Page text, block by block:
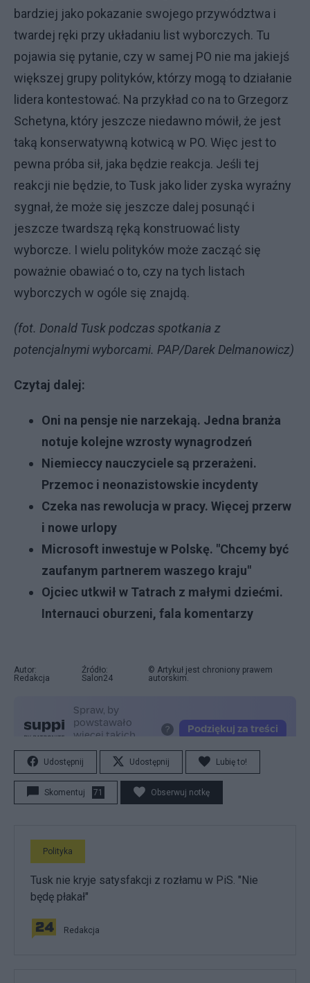
bardziej jako pokazanie swojego przywództwa i
twardej ręki przy układaniu list wyborczych. Tu
pojawia się pytanie, czy w samej PO nie ma jakiejś
większej grupy polityków, którzy mogą to działanie
lidera kontestować. Na przykład co na to Grzegorz
Schetyna, który jeszcze niedawno mówił, że jest
taką konserwatywną kotwicą w PO. Więc jest to
pewna próba sił, jaka będzie reakcja. Jeśli tej
reakcji nie będzie, to Tusk jako lider zyska wyraźny
sygnał, że może się jeszcze dalej posunąć i
jeszcze twardszą ręką konstruować listy
wyborcze. I wielu polityków może zacząć się
poważnie obawiać o to, czy na tych listach
wyborczych w ogóle się znajdą.
(fot. Donald Tusk podczas spotkania z
potencjalnymi wyborcami. PAP/Darek Delmanowicz)
Czytaj dalej:
Oni na pensje nie narzekają. Jedna branża
notuje kolejne wzrosty wynagrodzeń
Niemieccy nauczyciele są przerażeni.
Przemoc i neonazistowskie incydenty
Czeka nas rewolucja w pracy. Więcej przerw
i nowe urlopy
Microsoft inwestuje w Polskę. "Chcemy być
zaufanym partnerem waszego kraju"
Ojciec utkwił w Tatrach z małymi dziećmi.
Internauci oburzeni, fala komentarzy
Autor:
Redakcja
Źródło:
Salon24
© Artykuł jest chroniony prawem
autorskim.
Udostępnij Udostępnij Lubię to!
Skomentuj 71 Obserwuj notkę
Polityka
Tusk nie kryje satysfakcji z rozłamu w PiS. "Nie
będę płakał"
Redakcja